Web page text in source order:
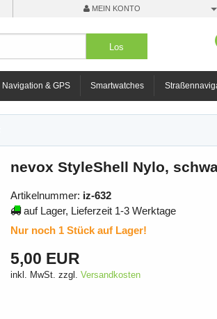
MEIN KONTO
Navigation & GPS Smartwatches
nevox StyleShell Nylo,
Artikelnummer: iz-632
auf Lager, Lieferzeit 1-3 Werktage
Nur noch 1 Stück auf Lager!
5,00 EUR
inkl. MwSt. zzgl. Versandkosten